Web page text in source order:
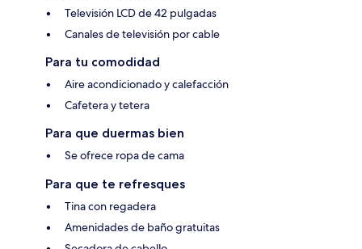
Televisión LCD de 42 pulgadas
Canales de televisión por cable
Para tu comodidad
Aire acondicionado y calefacción
Cafetera y tetera
Para que duermas bien
Se ofrece ropa de cama
Para que te refresques
Tina con regadera
Amenidades de baño gratuitas